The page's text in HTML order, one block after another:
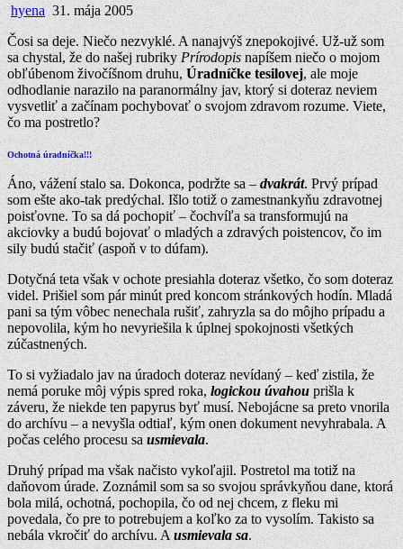
Author:
hyena Published
Date:
31. mája 2005
Čosi sa deje. Niečo nezvyklé. A nanajvýš znepokojivé. Už-už som
sa chystal, že do našej rubrikyPrírodopisnapíšem niečo o mojom
obľúbenom živočíšnom druhu,Úradníčke tesilovej, ale moje
odhodlanie narazilo na paranormálny jav, ktorý si doteraz neviem
vysvetliť a začínam pochybovať o svojom zdravom rozume. Viete,
čo ma postretlo?
Ochotná úradníčka!!!
Áno, vážení stalo sa. Dokonca, podržte sa –dvakrát. Prvý prípad
som ešte ako-tak predýchal. Išlo totiž o zamestnankyňu zdravotnej
poisťovne. To sa dá pochopiť – čochvíľa sa transformujú na
akciovky a budú bojovať o mladých a zdravých poistencov, čo im
sily budú stačiť (aspoň v to dúfam).
Dotyčná teta však v ochote presiahla doteraz všetko, čo som doteraz
videl. Prišiel som pár minút pred koncom stránkových hodín. Mladá
pani sa tým vôbec nenechala rušiť, zahryzla sa do môjho prípadu a
nepovolila, kým ho nevyriešila k úplnej spokojnosti všetkých
zúčastnených.
To si vyžiadalo jav na úradoch doteraz nevídaný – keď zistila, že
nemá poruke môj výpis spred roka,logickou úvahouprišla k
záveru, že niekde ten papyrus byť musí. Nebojácne sa preto vnorila
do archívu – a nevyšla odtiaľ, kým onen dokument nevyhrabala. A
počas celého procesu sausmievala.
Druhý prípad ma však načisto vykoľajil. Postretol ma totiž na
daňovom úrade. Zoznámil som sa so svojou správkyňou dane, ktorá
bola milá, ochotná, pochopila, čo od nej chcem, z fleku mi
povedala, čo pre to potrebujem a koľko za to vysolím. Takisto sa
nebála vkročiť do archívu. Ausmievala sa.